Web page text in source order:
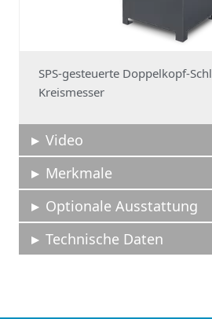
SPS-gesteuerte Doppelkopf-
Kreismesser
Video
Merkmale
Optionale Ausstattung
Technische Daten